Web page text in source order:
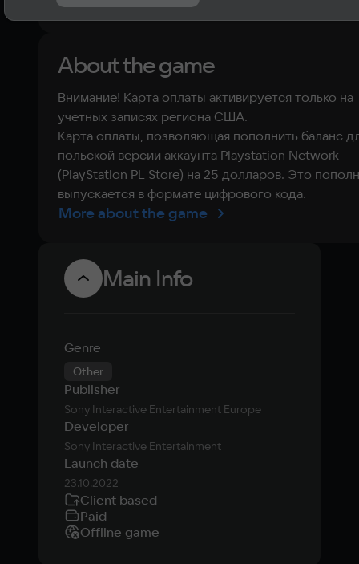
About the game
Внимание! Карта оплаты активируется только на
учетных записях региона США.
Kарта оплаты, позволяющая пополнить баланс
польской версии аккаунта Playstation Network
(PlayStation PL Store) на 25 долларов. Это
выпускается в формате цифрового кода.
More about the game
Main Info
Genre
Other
Publisher
Sony Interactive Entertainment Europe
Developer
Sony Interactive Entertainment
Launch date
23.10.2022
Client based
Paid
Offline game